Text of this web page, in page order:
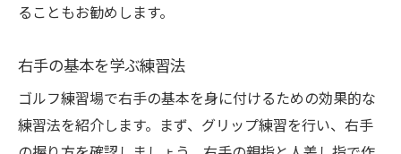
ることもお勧めします。
右手の基本を学ぶ練習法
ゴルフ練習場で右手の基本を身に付けるための効果的な
練習法を紹介します。まず、グリップ練習を行い、右手